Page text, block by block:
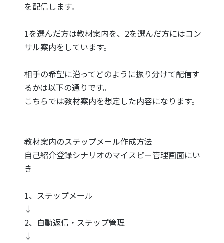
を配信します。
1を選んだ方は教材案内を、2を選んだ方にはコン
サル案内をしています。
相手の希望に沿ってどのように振り分けて配信す
るかは以下の通りです。
こちらでは教材案内を想定した内容になります。
教材案内のステップメール作成方法
自己紹介登録シナリオのマイスピー管理画面にい
き
1、ステップメール
↓
2、自動返信・ステップ管理
↓